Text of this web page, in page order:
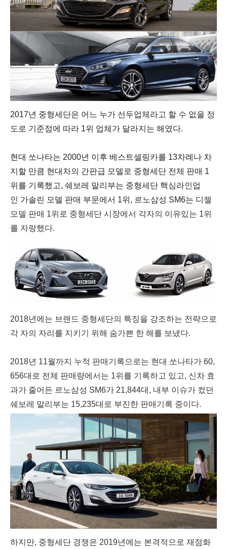
2017년 중형세단은 어느 누가 선두업체라고 할 수 없을 정
도로 기준점에 따라 1위 업체가 달라지는 해였다.
현대 쏘나타는 2000년 이후 베스트셀링카를 13차례나 차
지할 만큼 현대차의 간판급 모델로 중형세단 전체 판매 1
위를 기록했고, 쉐보레 말리부는 중형세단 핵심라인업
인 가솔린 모델 판매 부문에서 1위, 르노삼성 SM6는 디 젤
모델 판매 1위로 중형세단 시장에서 각자의 이유있는 1위
를 자랑했다.
2018년에는 브랜드 중형세단의 특징을 강조하는 전략으로
각 자의 자리를 지키기 위해 숨가쁜 한 해를 보냈다.
2018년 11월까지 누적 판매기록으로는 현대 쏘나타가 60,
656대로 전체 판매량에서는 1위를 기록하고 있고, 신차 효
과가 줄어든 르노삼성 SM6가 21,844대, 내부 이슈가 컸던
쉐보레 말리부는 15,235대로 부진한 판매기록 중이다.
하지만, 중형세단 경쟁은 2019년에는 본격적으로 재점화